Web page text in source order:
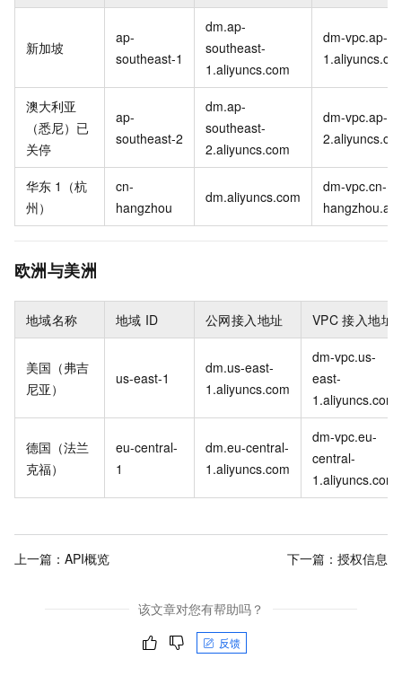
新加坡
ap-
southeast-1
dm.ap-
southeast-
1.aliyuncs.com
dm-vpc.ap-
澳大利亚
（悉尼）已
关停
ap-
southeast-2
dm.ap-
southeast-
2.aliyuncs.com
dm-vpc.ap-
华东 1（杭
州）
cn-
hangzhou
dm.aliyuncs.com
dm-vpc.cn-
欧洲与美洲
地域名称 地域 ID 公网接入地址 VPC 接入地址
美国（弗吉
尼亚）
us-east-1
dm.us-east-
1.aliyuncs.com
dm-vpc.us-
east-
1.aliyuncs.com
德国（法兰
克福）
eu-central-
1
dm.eu-central-
1.aliyuncs.com
dm-vpc.eu-
central-
1.aliyuncs.com
上一篇： API概览 下一篇： 授权信息
该文章对您有帮助吗？
反馈